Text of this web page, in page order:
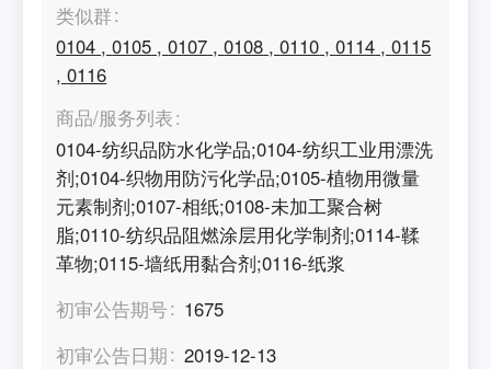
类似群
0104 ,0105 ,0107 ,0108 ,0110 ,0114 ,0115
,0116
商品/服务列表
0104-纺织品防水化学品;0104-纺织工业用漂洗
剂;0104-织物用防污化学品;0105-植物用微量
元素制剂;0107-相纸;0108-未加工聚合树
脂;0110-纺织品阻燃涂层用化学制剂;0114-鞣
革物;0115-墙纸用黏合剂;0116-纸浆
初审公告期号
1675
初审公告日期
2019-12-13